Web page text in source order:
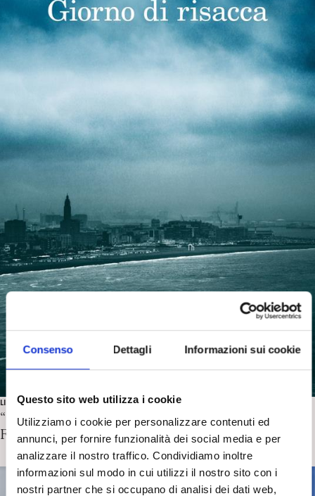
Consenso Dettagli Informazioni sui cookie
Questo sito web utilizza i cookie
Utilizziamo i cookie per personalizzare contenuti ed
annunci, per fornire funzionalità dei social media e per
analizzare il nostro traffico. Condividiamo inoltre
informazioni sul modo in cui utilizzi il nostro sito con i
nostri partner che si occupano di analisi dei dati web,
LIBRI
“Giorno di risacca” di M. De Kerangal. Recensione di D.
Federici